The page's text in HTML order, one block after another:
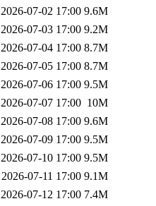
2026-07-02 17:00 9.6M
2026-07-03 17:00 9.2M
2026-07-04 17:00 8.7M
2026-07-05 17:00 8.7M
2026-07-06 17:00 9.5M
2026-07-07 17:00 10M
2026-07-08 17:00 9.6M
2026-07-09 17:00 9.5M
2026-07-10 17:00 9.5M
2026-07-11 17:00 9.1M
2026-07-12 17:00 7.4M